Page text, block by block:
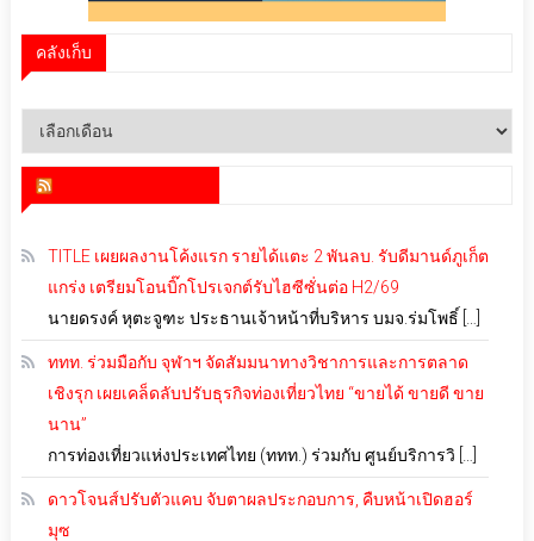
คลังเก็บ
คลัง
TITLE เผยผลงานโค้งแรก รายได้แตะ 2 พันลบ. รับดีมานด์ภูเก็ต
แกร่ง เตรียมโอนบิ๊กโปรเจกต์รับไฮซีซั่นต่อ H2/69
นายดรงค์ หุตะจูฑะ ประธานเจ้าหน้าที่บริหาร บมจ.ร่มโพธิ์ […]
ททท. ร่วมมือกับ จุฬาฯ จัดสัมมนาทางวิชาการและการตลาด
เชิงรุก เผยเคล็ดลับปรับธุรกิจท่องเที่ยวไทย “ขายได้ ขายดี ขาย
นาน”
การท่องเที่ยวแห่งประเทศไทย (ททท.) ร่วมกับ ศูนย์บริการวิ […]
ดาวโจนส์ปรับตัวแคบ จับตาผลประกอบการ, คืบหน้าเปิดฮอร์
มุซ